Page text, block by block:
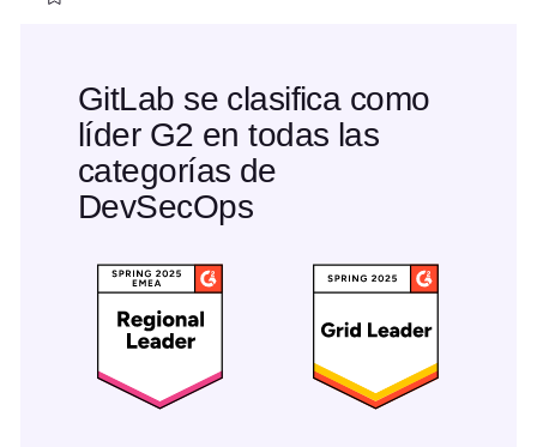
GitLab se clasifica como
líder G2 en todas las
categorías de
DevSecOps